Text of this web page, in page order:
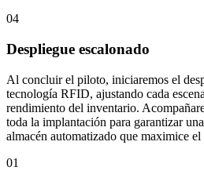
04
Despliegue escalonado
Al concluir el piloto, iniciaremos el
tecnología RFID, ajustando cada
rendimiento del inventario.
toda la implantación para garantizar
almacén automatizado que maximice
01